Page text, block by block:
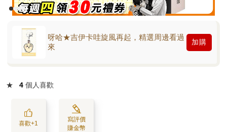
呀哈★吉伊卡哇旋風再起，精選周邊看過
來
加購
★ 4 個人喜歡
喜歡+1
寫評價
賺金幣